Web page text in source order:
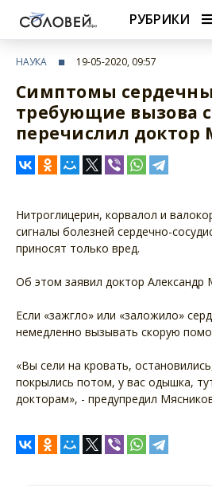
РУБРИКИ
НАУКА 19-05-2020, 09:57
Симптомы
требующие вызова
перечислил доктор
Нитроглицерин, корвалол и
сигналы болезней сердечно-
приносят только вред.
Об этом заявил доктор Александр
Если «зажгло» или «заложило»
немедленно вызывать скорую
«Вы сели на кровать,
покрылись потом, у вас одышка,
докторам», - предупредил